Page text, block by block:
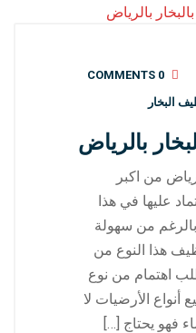
0 COMMENTS
البخار
بالرياض
من اكبر
عليها في هذا
من سهولة
هذا النوع من
اهتمام من نوع
الأرضيات لا
فهو يحتاج […]